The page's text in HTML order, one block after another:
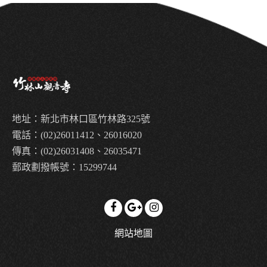
地址：新北市林口區竹林路325號
電話：(02)26011412、26016020
傳真：(02)26031408、26035471
郵政劃撥帳號：15299744
網站地圖